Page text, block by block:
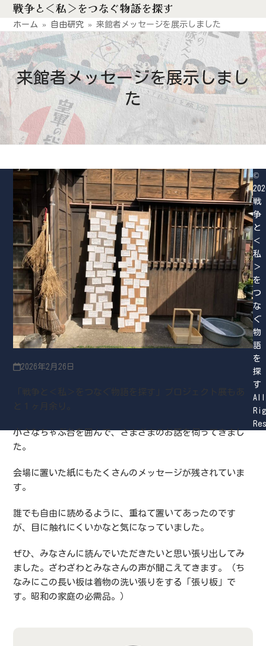
Skip
content
戦争と＜私＞をつなぐ物語を探す
ホーム » 自由研究 »来館者メッセージを展示しました
来館者メッセージを展示しまし
た
2026年2月26日
「戦争と＜私＞をつなぐ物語を探す」プロジェクト展もあ
と１ヶ月余り。
小さなちゃぶ台を囲んで、さまざまのお話を伺ってきまし
た。
会場に置いた紙にもたくさんのメッセージが残されていま
す。
誰でも自由に読めるように、重ねて置いてあったのです
が、目に触れにくいかなと気になっていました。
ぜひ、みなさんに読んでいただきたいと思い張り出してみ
ました。ざわざわとみなさんの声が聞こえてきます。（ち
なみにこの長い板は着物の洗い張りをする「張り板」で
す。昭和の家庭の必需品。）
©
戦
争
と
＜
私
＞
を
つ
な
ぐ
物
語
を
探
す
All